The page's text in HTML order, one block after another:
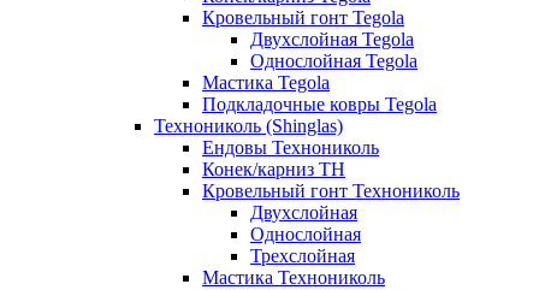
Кровельный гонт Tegola
Двухслойная Tegola
Однослойная Tegola
Мастика Tegola
Подкладочные ковры Tegola
Технониколь (Shinglas)
Ендовы Технониколь
Конек/карниз ТН
Кровельный гонт Технониколь
Двухслойная
Однослойная
Трехслойная
Мастика Технониколь